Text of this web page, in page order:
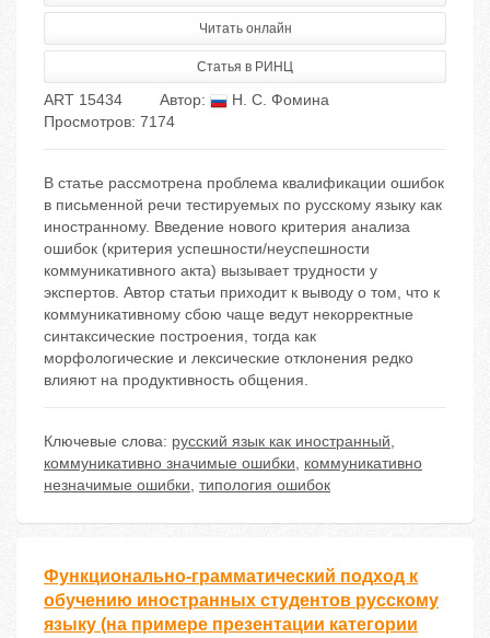
Читать онлайн
Статья в РИНЦ
ART 15434 Автор:
Н. С. Фомина
Просмотров: 7174
В статье рассмотрена проблема квалификации ошибок
в письменной речи тестируемых по русскому языку как
иностранному. Введение нового критерия анализа
ошибок (критерия успешности/неуспешности
коммуникативного акта) вызывает трудности у
экспертов. Автор статьи приходит к выводу о том, что к
коммуникативному сбою чаще ведут некорректные
синтаксические построения, тогда как
морфологические и лексические отклонения редко
влияют на продуктивность общения.
Ключевые слова: русский язык как иностранный,
коммуникативно значимые ошибки, коммуникативно
незначимые ошибки, типология ошибок
Функционально-грамматический подход к
обучению иностранных студентов русскому
языку (на примере презентации категории